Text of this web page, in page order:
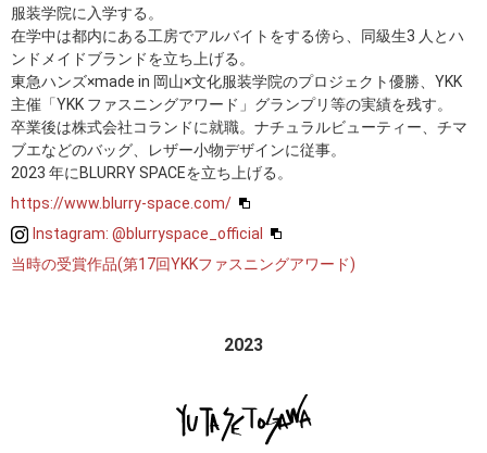
服装学院に入学する。
在学中は都内にある工房でアルバイトをする傍ら、同級生3 人とハ
ンドメイドブランドを立ち上げる。
東急ハンズ×made in 岡山×文化服装学院のプロジェクト優勝、YKK
主催「YKK ファスニングアワード」グランプリ等の実績を残す。
卒業後は株式会社コランドに就職。ナチュラルビューティー、チマ
ブエなどのバッグ、レザー小物デザインに従事。
2023 年にBLURRY SPACEを立ち上げる。
https://www.blurry-space.com/
Instagram: @blurryspace_official
当時の受賞作品(第17回YKKファスニングアワード)
2023